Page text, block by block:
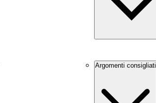
Argomenti consigliati